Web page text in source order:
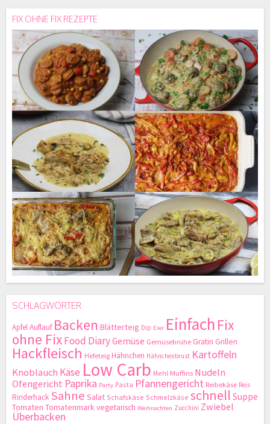
FIX OHNE FIX REZEPTE
SCHLAGWÖRTER
ApfelAuflauf Backen Blätterteig Dip Eier Einfach Fix
ohne FixFood DiaryGemüse Gemüsebrühe Gratin Grillen
Hackfleisch Hefeteig Hähnchen Hähnchenbrust Kartoffeln
Knoblauch Käse Low Carb Mehl Muffins Nudeln
Ofengericht Paprika Party Pasta Pfannengericht Reibekäse Reis
Rinderhack Sahne Salat Schafskäse Schmelzkäse schnell Suppe
Tomaten Tomatenmarkvegetarisch Weihnachten Zucchini Zwiebel
Überbacken